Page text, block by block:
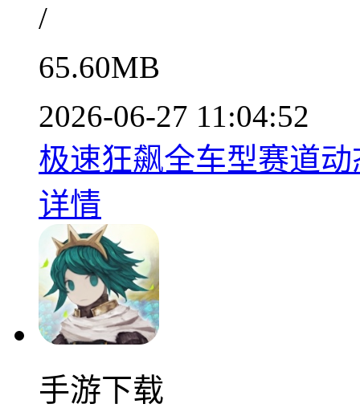
/
65.60MB
2026-06-27 11:04:52
极速狂飙全车型赛道
详情
手游下载